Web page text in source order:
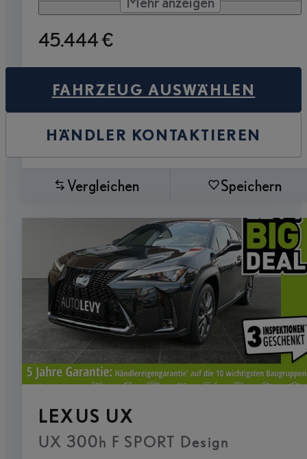
45.444 €
FAHRZEUG AUSWÄHLEN
HÄNDLER KONTAKTIEREN
Vergleichen Speichern
LEXUS UX
UX 300h F SPORT Design